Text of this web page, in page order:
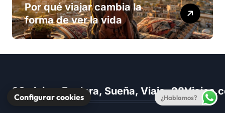
Por qué viajar cambia la
forma de ver la vida
28 viajes. Explora, Sueña, Viaja:
¿Hablamos?
Configurar cookies